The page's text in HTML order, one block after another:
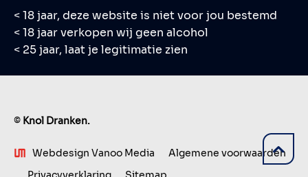
< 18 jaar, deze website is niet voor jou bestemd
< 18 jaar verkopen wij geen alcohol
< 25 jaar, laat je legitimatie zien
© Knol Dranken.
Webdesign Vanoo Media
Algemene voorwaarden